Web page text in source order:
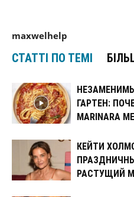
maxwelhelp
СТАТТІ ПО ТЕМІ
ГАРТЕН:
MARINARA
КЕЙТИ
РАСТУЩИЙ